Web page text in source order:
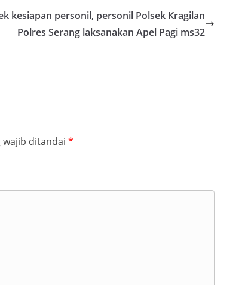
kesiapan personil, personil Polsek Kragilan
Polres Serang laksanakan Apel Pagi ms32
wajib ditandai *